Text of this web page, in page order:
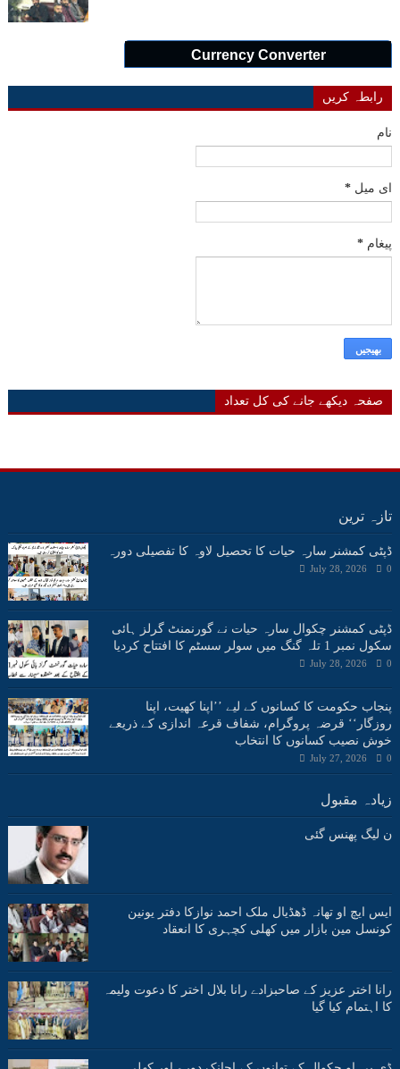
Currency Converter
رابطہ کریں
نام
ای میل *
پیغام *
صفحہ دیکھے جانے کی کل تعداد
تازہ ترین
ڈپٹی کمشنر سارہ حیات کا تحصیل لاوہ کا تفصیلی دورہ
July 28, 2026 0
ڈپٹی کمشنر چکوال سارہ حیات نے گورنمنٹ گرلز ہائی
سکول نمبر 1 تلہ گنگ میں سولر سسٹم کا افتتاح کردیا
July 28, 2026 0
پنجاب حکومت کا کسانوں کے لیے ’’اپنا کھیت، اپنا
روزگار‘‘ قرضہ پروگرام، شفاف قرعہ اندازی کے ذریعے
خوش نصیب کسانوں کا انتخاب
July 27, 2026 0
زیادہ مقبول
ن لیگ پھنس گئی
ایس ایچ او تھانہ ڈھڈیال ملک احمد نوازکا دفتر یونین
کونسل مین بازار میں کھلی کچہری کا انعقاد
رانا اختر عزیز کے صاحبزادے رانا بلال اختر کا دعوت ولیمہ
کا اہتمام کیا گیا